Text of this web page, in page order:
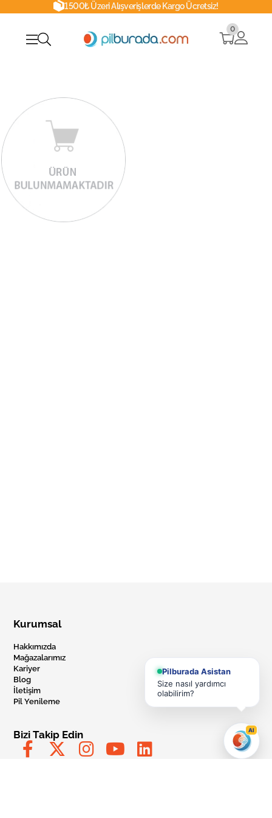
1500₺ Üzeri Alışverişlerde Kargo Ücretsiz!
0
Kurumsal
Hakkımızda
Mağazalarımız
Kariyer
Blog
İletişim
Pil Yenileme
Bizi Takip Edin
Pilburada Asistan
Size nasıl yardımcı
olabilirim?
AI